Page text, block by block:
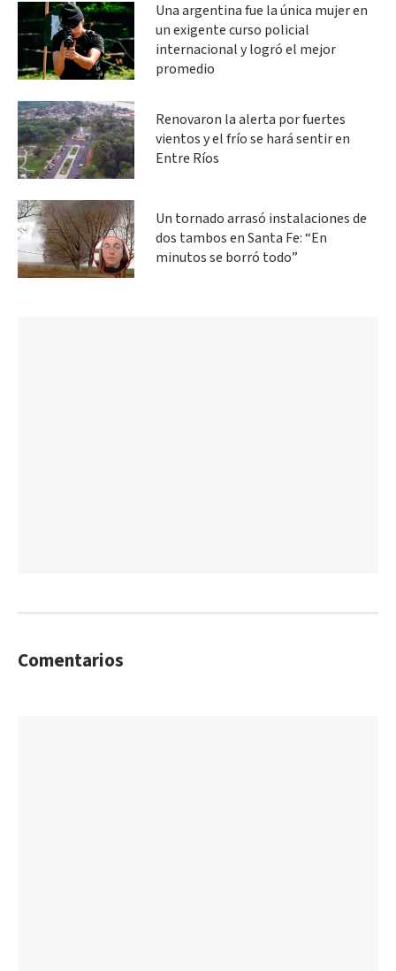
Una argentina fue la única mujer en
un exigente curso policial
internacional y logró el mejor
promedio
Renovaron la alerta por fuertes
vientos y el frío se hará sentir en
Entre Ríos
Un tornado arrasó instalaciones de
dos tambos en Santa Fe: “En
minutos se borró todo”
Comentarios